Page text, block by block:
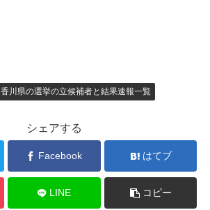
香川県の選挙の立候補者と結果速報一覧
シェアする
Facebook はてブ
LINE コピー